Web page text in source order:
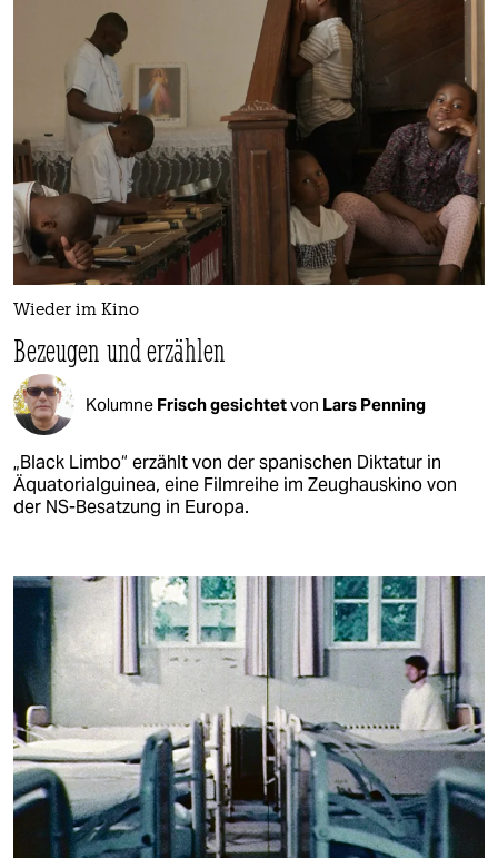
Wieder im Kino
Bezeugen und erzählen
Kolumne Frisch gesichtetvon Lars Penning
„Black Limbo“ erzählt von der spanischen Diktatur in
Äquatorialguinea, eine Filmreihe im Zeughauskino von
der NS-Besatzung in Europa.